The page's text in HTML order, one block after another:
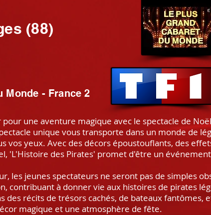
(88)
Monde - France 2
une aventure magique avec le spectacle de
unique vous transporte dans un monde de
vos yeux. Avec des décors époustouflants, des
'L'Histoire des Pirates' promet d'être un
les jeunes spectateurs ne seront pas de simples
contribuant à donner vie aux histoires de pirates
des récits de trésors cachés, de bateaux fantômes,
magique et une atmosphère de fête.